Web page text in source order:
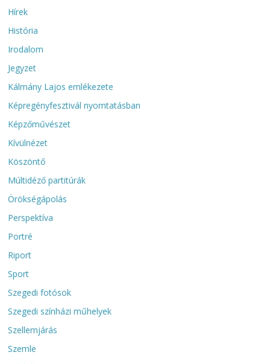
Hírek
História
Irodalom
Jegyzet
Kálmány Lajos emlékezete
Képregényfesztivál nyomtatásban
Képzőművészet
Kívülnézet
Köszöntő
Múltidéző partitúrák
Örökségápolás
Perspektíva
Portré
Riport
Sport
Szegedi fotósok
Szegedi színházi műhelyek
Szellemjárás
Szemle